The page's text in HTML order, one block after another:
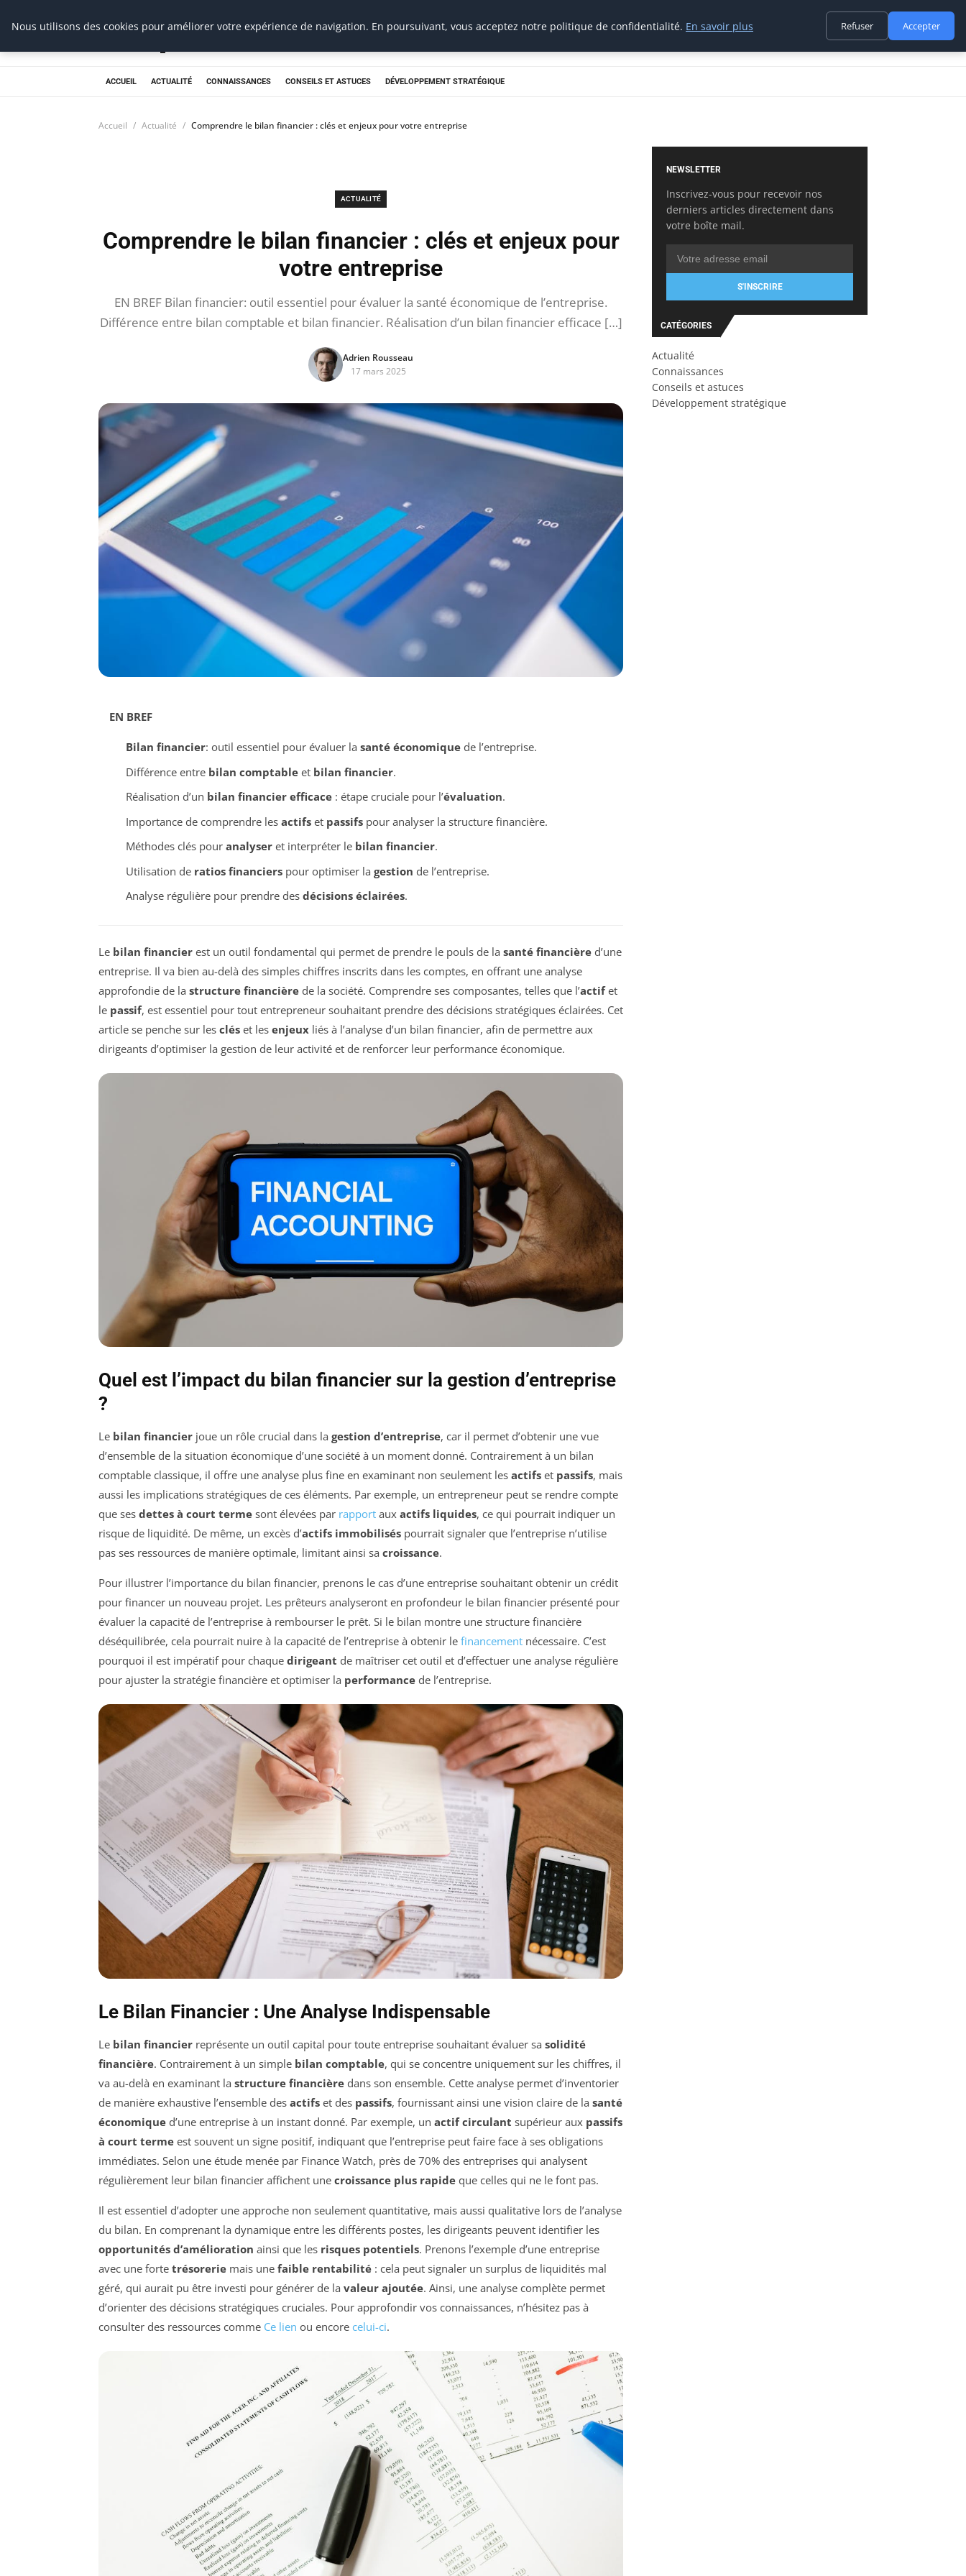
Prospection Pro
ACCUEIL ACTUALITÉ CONNAISSANCES CONSEILS ET ASTUCES DÉVELOPPEMENT STRATÉGIQUE
Accueil Actualité Comprendre le bilan financier : clés et enjeux pour votre entreprise
ACTUALITÉ
Comprendre le bilan financier : clés et enjeux pour
votre entreprise
EN BREF Bilan financier: outil essentiel pour évaluer la santé économique de l’entreprise.
Différence entre bilan comptable et bilan financier. Réalisation d’un bilan financier efficace […]
Adrien Rousseau
17 mars 2025
EN BREF
Bilan financier: outil essentiel pour évaluer la santé économiquede l’entreprise.
Différence entre bilan comptableet bilan financier.
Réalisation d’un bilan financier efficace: étape cruciale pour l’évaluation.
Importance de comprendre les actifset passifspour analyser la structure financière.
Méthodes clés pour analyseret interpréter le bilan financier.
Utilisation de ratios financierspour optimiser la gestion de l’entreprise.
Analyse régulière pour prendre des décisions éclairées.
Le bilan financier est un outil fondamental qui permet de prendre le pouls de la santé financière d’une
entreprise. Il va bien au-delà des simples chiffres inscrits dans les comptes, en offrant une analyse
approfondie de la structure financière de la société. Comprendre ses composantes, telles que l’actifet
le passif, est essentiel pour tout entrepreneur souhaitant prendre des décisions stratégiques éclairées. Cet
article se penche sur les clés et les enjeux liés à l’analyse d’un bilan financier, afin de permettre aux
dirigeants d’optimiser la gestion de leur activité et de renforcer leur performance économique.
Quel est l’impact du bilan financier sur la gestion d’entreprise
?
Le bilan financier joue un rôle crucial dans la gestion d’entreprise, car il permet d’obtenir une vue
d’ensemble de la situation économique d’une société à un moment donné. Contrairement à un bilan
comptable classique, il offre une analyse plus fine en examinant non seulement les actifs et passifs, mais
aussi les implications stratégiques de ces éléments. Par exemple, un entrepreneur peut se rendre compte
que ses dettes à court terme sont élevées par rapport aux actifs liquides, ce qui pourrait indiquer un
risque de liquidité. De même, un excès d’actifs immobilisés pourrait signaler que l’entreprise n’utilise
pas ses ressources de manière optimale, limitant ainsi sa croissance.
Pour illustrer l’importance du bilan financier, prenons le cas d’une entreprise souhaitant obtenir un crédit
pour financer un nouveau projet. Les prêteurs analyseront en profondeur le bilan financier présenté pour
évaluer la capacité de l’entreprise à rembourser le prêt. Si le bilan montre une structure financière
déséquilibrée, cela pourrait nuire à la capacité de l’entreprise à obtenir le financement nécessaire. C’est
pourquoi il est impératif pour chaque dirigeant de maîtriser cet outil et d’effectuer une analyse régulière
pour ajuster la stratégie financière et optimiser la performance de l’entreprise.
Le Bilan Financier : Une Analyse Indispensable
Le bilan financier représente un outil capital pour toute entreprise souhaitant évaluer sa solidité
financière. Contrairement à un simple bilan comptable, qui se concentre uniquement sur les chiffres, il
va au-delà en examinant la structure financière dans son ensemble. Cette analyse permet d’inventorier
de manière exhaustive l’ensemble des actifs et des passifs, fournissant ainsi une vision claire de la santé
économique d’une entreprise à un instant donné. Par exemple, un actif circulant supérieur aux passifs
à court terme est souvent un signe positif, indiquant que l’entreprise peut faire face à ses obligations
immédiates. Selon une étude menée par Finance Watch, près de 70% des entreprises qui analysent
régulièrement leur bilan financier affichent une croissance plus rapide que celles qui ne le font pas.
Il est essentiel d’adopter une approche non seulement quantitative, mais aussi qualitative lors de l’analyse
du bilan. En comprenant la dynamique entre les différents postes, les dirigeants peuvent identifier les
opportunités d’amélioration ainsi que les risques potentiels. Prenons l’exemple d’une entreprise
avec une forte trésorerie mais une faible rentabilité : cela peut signaler un surplus de liquidités mal
géré, qui aurait pu être investi pour générer de la valeur ajoutée. Ainsi, une analyse complète permet
d’orienter des décisions stratégiques cruciales. Pour approfondir vos connaissances, n’hésitez pas à
consulter des ressources comme Ce lien ou encore celui-ci.
NEWSLETTER
Inscrivez-vous pour recevoir nos
derniers articles directement dans
votre boîte mail.
S'INSCRIRE
CATÉGORIES
Actualité
Connaissances
Conseils et astuces
Développement stratégique
Nous utilisons des cookies pour améliorer votre expérience de navigation. En poursuivant, vous acceptez notre politique de confidentialité. En savoir plus Refuser Accepter